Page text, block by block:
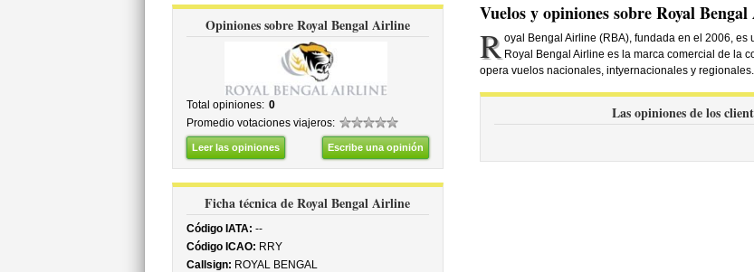
Opiniones sobre Royal Bengal Airline
Total opiniones: 0
Promedio votaciones viajeros:
Leer las opiniones Escribe una opinión
Ficha técnica de Royal Bengal Airline
Código IATA: --
Código ICAO: RRY
Callsign: ROYAL BENGAL
Vuelos y opiniones sobre Royal
R oyal Bengal Airline (RBA), fundada en el 2006,
Royal Bengal Airline es la marca comercial de la
opera vuelos nacionales, intyernacionales y regionales.
Las opiniones de los